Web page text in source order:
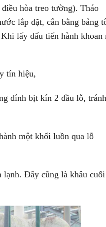
hòa treo tường). Tháo
lắp đặt, cân bằng bảng
lấy dấu tiến hành khoan
tín hiệu,
dính bịt kín 2 đầu lỗ, tránh
một khối luồn qua lỗ
Đây cũng là khâu cuối